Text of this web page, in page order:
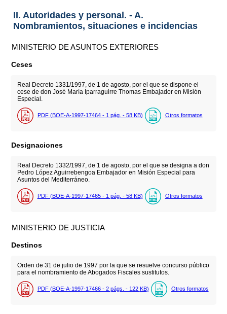
II. Autoridades y personal. - A.
Nombramientos, situaciones e incidencias
MINISTERIO DE ASUNTOS EXTERIORES
Ceses
Real Decreto 1331/1997, de 1 de agosto, por el que se dispone el
cese de don José María Iparraguirre Thomas Embajador en Misión
Especial.
PDF (BOE-A-1997-17464 - 1 pág. - 58 KB) Otros formatos
Designaciones
Real Decreto 1332/1997, de 1 de agosto, por el que se designa a don
Pedro López Aguirrebengoa Embajador en Misión Especial para
Asuntos del Mediterráneo.
PDF (BOE-A-1997-17465 - 1 pág. - 58 KB) Otros formatos
MINISTERIO DE JUSTICIA
Destinos
Orden de 31 de julio de 1997 por la que se resuelve concurso público
para el nombramiento de Abogados Fiscales sustitutos.
PDF (BOE-A-1997-17466 - 2 págs. - 122 KB) Otros formatos